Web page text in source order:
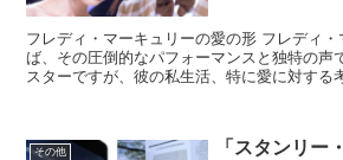
フレディ・マーキュリーの愛の形 フレディ・
ば、その圧倒的なパフォーマンスと独特の声
スターですが、彼の私生活、特に愛に対する
その他
「スタンリー